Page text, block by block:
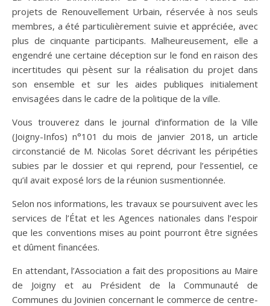
projets de Renouvellement Urbain, réservée à nos seuls
membres, a été particulièrement suivie et appréciée, avec
plus de cinquante participants. Malheureusement, elle a
engendré une certaine déception sur le fond en raison des
incertitudes qui pèsent sur la réalisation du projet dans
son ensemble et sur les aides publiques initialement
envisagées dans le cadre de la politique de la ville.
Vous trouverez dans le journal d’information de la Ville
(Joigny-Infos) n°101 du mois de janvier 2018, un article
circonstancié de M. Nicolas Soret décrivant les péripéties
subies par le dossier et qui reprend, pour l’essentiel, ce
qu’il avait exposé lors de la réunion susmentionnée.
Selon nos informations, les travaux se poursuivent avec les
services de l’État et les Agences nationales dans l’espoir
que les conventions mises au point pourront être signées
et dûment financées.
En attendant, l’Association a fait des propositions au Maire
de Joigny et au Président de la Communauté de
Communes du Jovinien concernant le commerce de centre-